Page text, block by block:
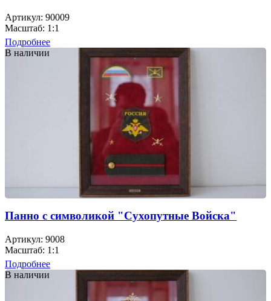
Артикул: 90009
Масштаб: 1:1
Подробнее
В наличии
Панно с символикой "Сухопутные Войска"
Артикул: 9008
Масштаб: 1:1
Подробнее
В наличии